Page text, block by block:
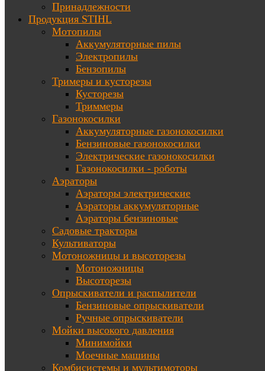
Принадлежности
Продукция STIHL
Мотопилы
Аккумуляторные пилы
Электропилы
Бензопилы
Тримеры и кусторезы
Кусторезы
Триммеры
Газонокосилки
Аккумуляторные газонокосилки
Бензиновые газонокосилки
Электрические газонокосилки
Газонокосилки - роботы
Аэраторы
Аэраторы электрические
Аэраторы аккумуляторные
Аэраторы бензиновые
Садовые тракторы
Культиваторы
Мотоножницы и высоторезы
Мотоножницы
Высоторезы
Опрыскиватели и распылители
Бензиновые опрыскиватели
Ручные опрыскиватели
Мойки высокого давления
Минимойки
Моечные машины
Комбисистемы и мультимоторы